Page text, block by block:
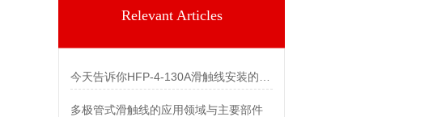
Relevant Articles
多极管式滑触线的应用领域与主要部件